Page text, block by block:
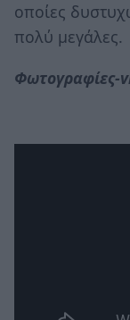
οποίες
πολύ μεγάλες.
Φωτογραφίες-